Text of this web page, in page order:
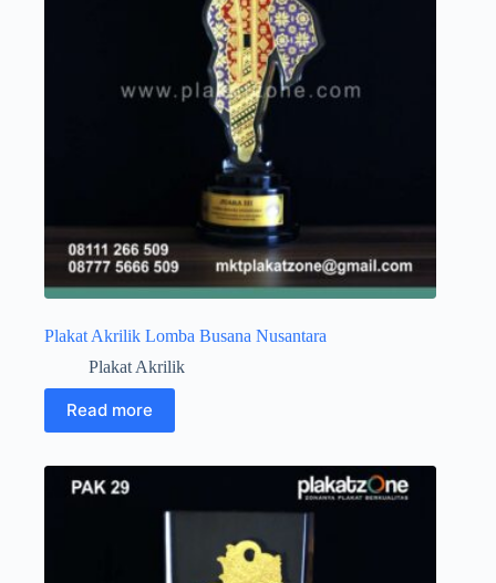
Plakat Akrilik Lomba Busana Nusantara
Plakat Akrilik
Read more